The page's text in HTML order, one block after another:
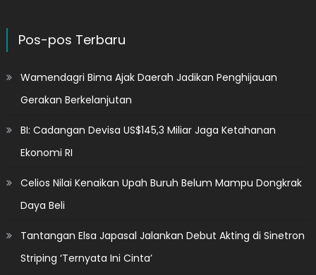
Pos-pos Terbaru
Wamendagri Bima Ajak Daerah Jadikan Penghijauan
Gerakan Berkelanjutan
BI: Cadangan Devisa US$145,3 Miliar Jaga Ketahanan
Ekonomi RI
Celios Nilai Kenaikan Upah Buruh Belum Mampu Dongkrak
Daya Beli
Tantangan Elsa Japasal Jalankan Debut Akting di Sinetron
Striping ‘Ternyata Ini Cinta’